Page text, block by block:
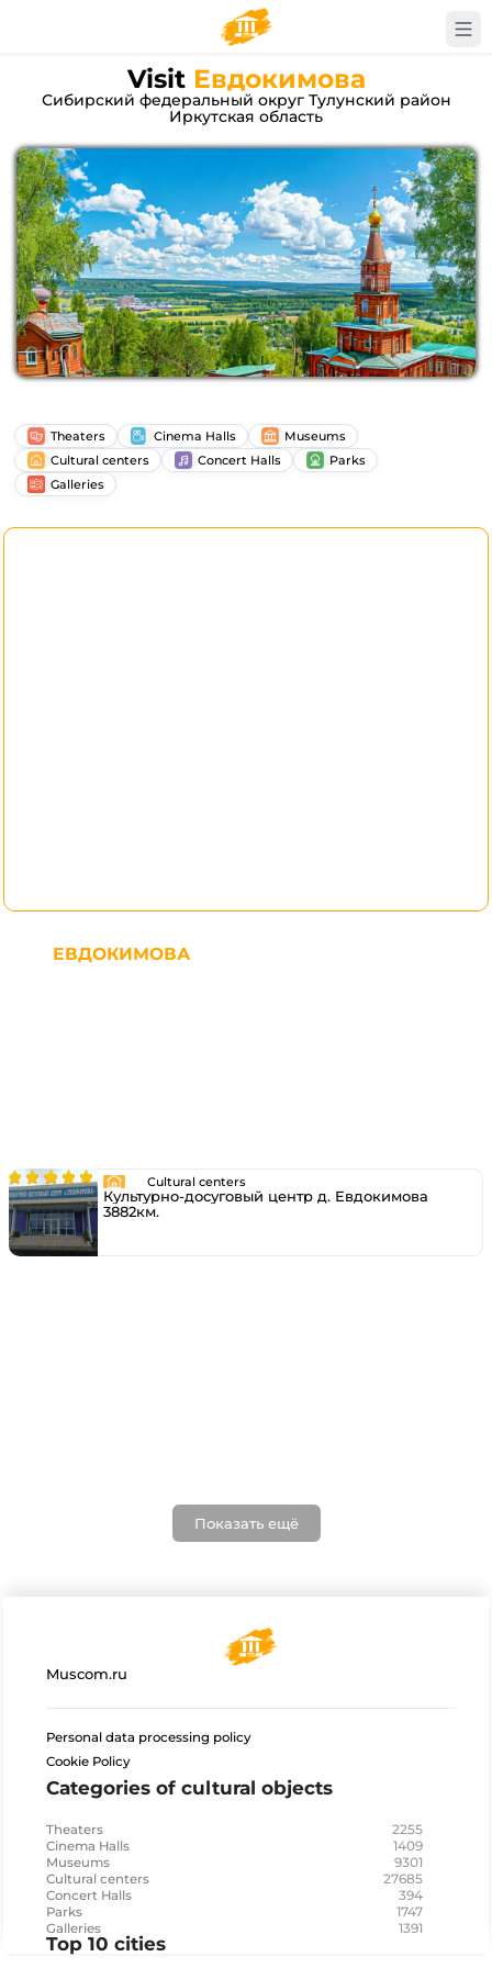
Visit Евдокимова
Сибирский федеральный округ Тулунский район
Иркутская область
Theaters Cinema Halls
Museums
Cultural centers
Concert Halls
Parks
Galleries
ЕВДОКИМОВА
Cultural centers
Культурно-досуговый центр д. Евдокимова
3882км.
Показать ещё
Muscom.ru
Personal data processing policy
Cookie Policy
Categories of cultural objects
Theaters 2255
Cinema Halls 1409
Museums 9301
Cultural centers 27685
Concert Halls 394
Parks 1747
Galleries 1391
Top 10 cities